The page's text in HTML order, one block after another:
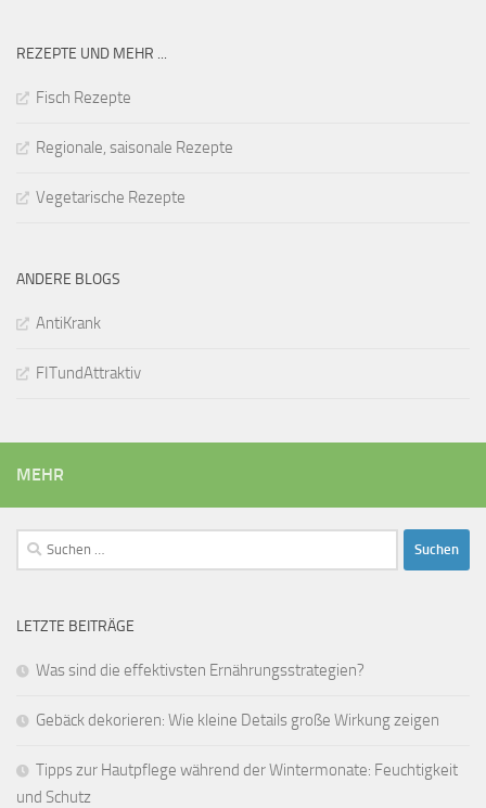
REZEPTE UND MEHR ...
Fisch Rezepte
Regionale, saisonale Rezepte
Vegetarische Rezepte
ANDERE BLOGS
AntiKrank
FITundAttraktiv
MEHR
Suchen
nach:
LETZTE BEITRÄGE
Was sind die effektivsten Ernährungsstrategien?
Gebäck dekorieren: Wie kleine Details große Wirkung zeigen
Tipps zur Hautpflege während der Wintermonate: Feuchtigkeit
und Schutz